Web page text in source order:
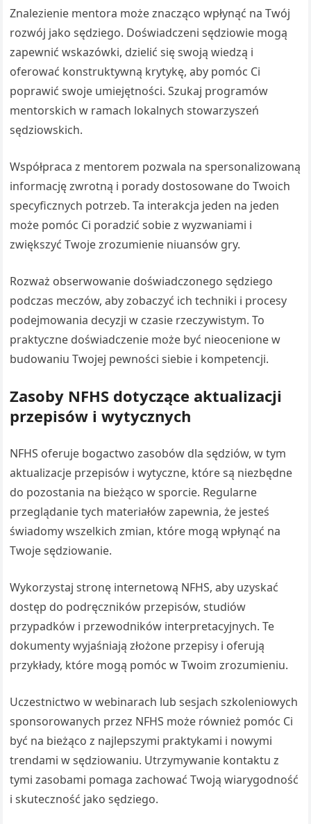
Znalezienie mentora może znacząco wpłynąć na Twój
rozwój jako sędziego. Doświadczeni sędziowie mogą
zapewnić wskazówki, dzielić się swoją wiedzą i
oferować konstruktywną krytykę, aby pomóc Ci
poprawić swoje umiejętności. Szukaj programów
mentorskich w ramach lokalnych stowarzyszeń
sędziowskich.
Współpraca z mentorem pozwala na spersonalizowaną
informację zwrotną i porady dostosowane do Twoich
specyficznych potrzeb. Ta interakcja jeden na jeden
może pomóc Ci poradzić sobie z wyzwaniami i
zwiększyć Twoje zrozumienie niuansów gry.
Rozważ obserwowanie doświadczonego sędziego
podczas meczów, aby zobaczyć ich techniki i procesy
podejmowania decyzji w czasie rzeczywistym. To
praktyczne doświadczenie może być nieocenione w
budowaniu Twojej pewności siebie i kompetencji.
Zasoby NFHS dotyczące aktualizacji
przepisów i wytycznych
NFHS oferuje bogactwo zasobów dla sędziów, w tym
aktualizacje przepisów i wytyczne, które są niezbędne
do pozostania na bieżąco w sporcie. Regularne
przeglądanie tych materiałów zapewnia, że jesteś
świadomy wszelkich zmian, które mogą wpłynąć na
Twoje sędziowanie.
Wykorzystaj stronę internetową NFHS, aby uzyskać
dostęp do podręczników przepisów, studiów
przypadków i przewodników interpretacyjnych. Te
dokumenty wyjaśniają złożone przepisy i oferują
przykłady, które mogą pomóc w Twoim zrozumieniu.
Uczestnictwo w webinarach lub sesjach szkoleniowych
sponsorowanych przez NFHS może również pomóc Ci
być na bieżąco z najlepszymi praktykami i nowymi
trendami w sędziowaniu. Utrzymywanie kontaktu z
tymi zasobami pomaga zachować Twoją wiarygodność
i skuteczność jako sędziego.